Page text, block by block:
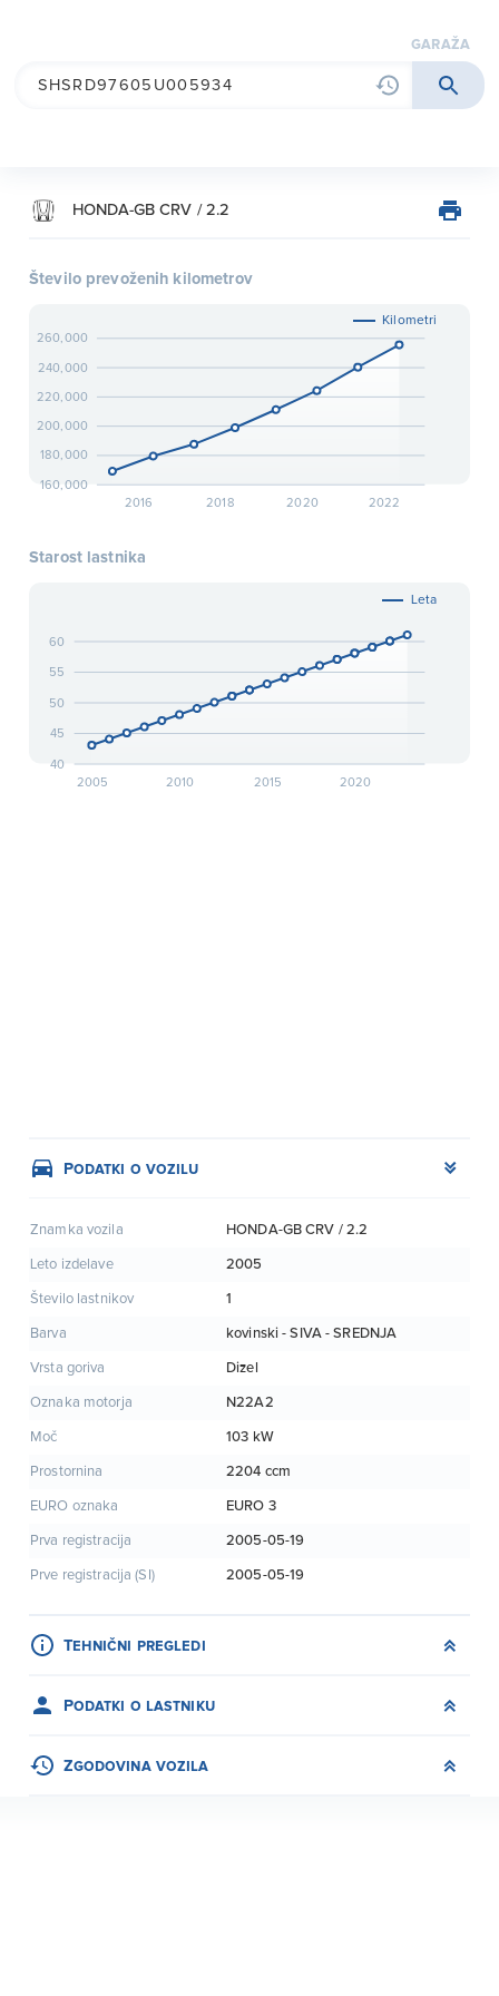
garaža
HONDA-GB CRV / 2.2
Število prevoženih kilometrov
Kilometri
2016 2018 2020 2022
160,000
180,000
200,000
220,000
240,000
260,000
Starost lastnika
Leta
2005 2010 2015 2020
40
45
50
55
60
Podatki o vozilu
Znamka vozila HONDA-GB CRV / 2.2
Leto izdelave 2005
Število lastnikov 1
Barva kovinski - SIVA - SREDNJA
Vrsta goriva Dizel
Oznaka motorja N22A2
Moč 103 kW
Prostornina 2204 ccm
EURO oznaka EURO 3
Prva registracija 2005-05-19
Prve registracija (SI) 2005-05-19
Tehnični pregledi
Podatki o lastniku
Zgodovina vozila